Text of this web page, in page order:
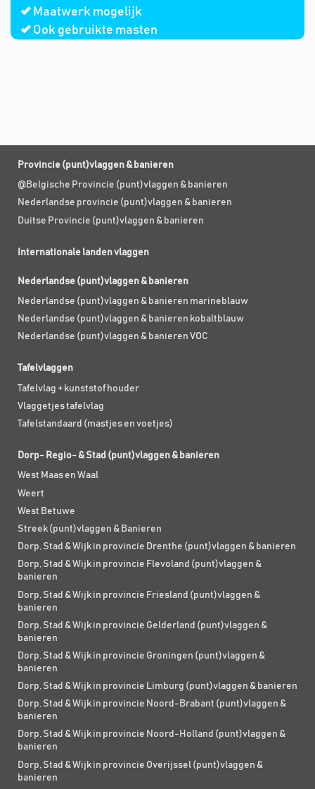
Maatwerk mogelijk
Ook gebruikte masten
Provincie (punt)vlaggen & banieren
@Belgische Provincie (punt)vlaggen & banieren
Nederlandse provincie (punt)vlaggen & banieren
Duitse Provincie (punt)vlaggen & banieren
Internationale landen vlaggen
Nederlandse (punt)vlaggen & banieren
Nederlandse (punt)vlaggen & banieren marineblauw
Nederlandse (punt)vlaggen & banieren kobaltblauw
Nederlandse (punt)vlaggen & banieren VOC
Tafelvlaggen
Tafelvlag + kunststof houder
Vlaggetjes tafelvlag
Tafelstandaard (mastjes en voetjes)
Dorp- Regio- & Stad (punt)vlaggen & banieren
West Maas en Waal
Weert
West Betuwe
Streek (punt)vlaggen & Banieren
Dorp, Stad & Wijk in provincie Drenthe (punt)vlaggen & banieren
Dorp, Stad & Wijk in provincie Flevoland (punt)vlaggen &
banieren
Dorp, Stad & Wijk in provincie Friesland (punt)vlaggen &
banieren
Dorp, Stad & Wijk in provincie Gelderland (punt)vlaggen &
banieren
Dorp, Stad & Wijk in provincie Groningen (punt)vlaggen &
banieren
Dorp, Stad & Wijk in provincie Limburg (punt)vlaggen & banieren
Dorp, Stad & Wijk in provincie Noord-Brabant (punt)vlaggen &
banieren
Dorp, Stad & Wijk in provincie Noord-Holland (punt)vlaggen &
banieren
Dorp, Stad & Wijk in provincie Overijssel (punt)vlaggen &
banieren